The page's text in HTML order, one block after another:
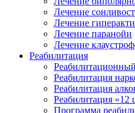
Лечение
Лечение
Лечение паранойи
Лечение
Реабилитация
Реабилитация
Реабилитация
Реабилитация «12
Программа